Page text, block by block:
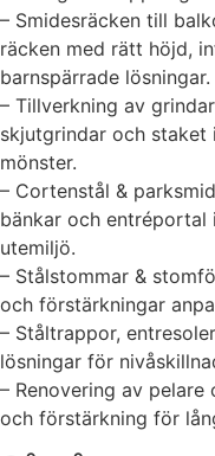
– Smidesräcken till
räcken med rätt höjd,
barnspärrade lösningar.
– Tillverkning av
skjutgrindar och
mönster.
– Cortenstål &
bänkar och
utemiljö.
– Stålstommar &
och förstärkningar
– Ståltrappor,
lösningar för
– Renovering av
och förstärkning för